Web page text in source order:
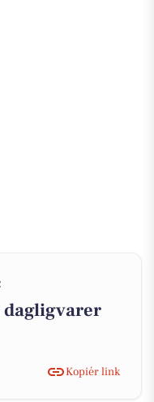
dagligvarer
Kopiér link